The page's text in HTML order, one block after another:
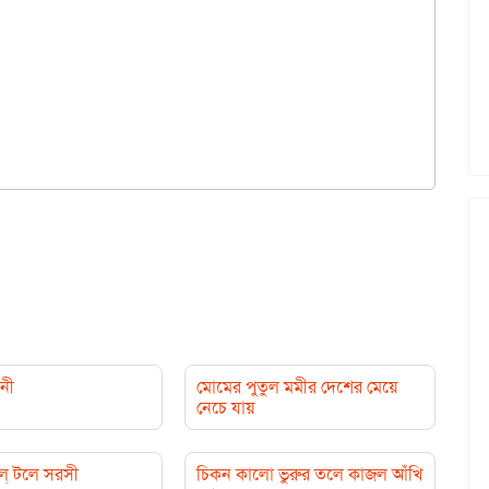
মোমের পুতুল মমীর দেশের মেয়ে
নেচে যায়
টলে সরসী
চিকন কালো ভুরুর তলে কাজল আঁখি